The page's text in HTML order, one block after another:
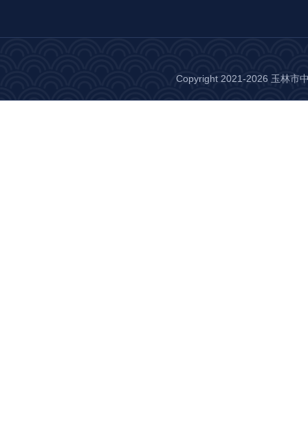
Copyright 2021-2026 玉林市